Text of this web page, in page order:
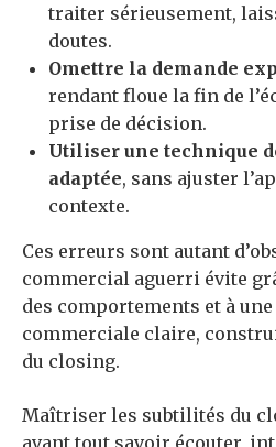
traiter sérieusement,
doutes.
Omettre la demande
rendant floue la fin de
prise de décision.
Utiliser une technique
adaptée, sans ajuster
contexte.
Ces erreurs sont autant
commercial aguerri évite
des comportements et à
commerciale claire,
du closing.
Maîtriser les subtilités du
avant tout savoir écouter,